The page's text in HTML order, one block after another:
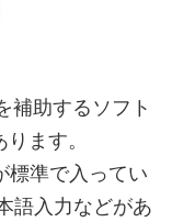
補助するソフト
ます。
準で入ってい
語入力などがあ